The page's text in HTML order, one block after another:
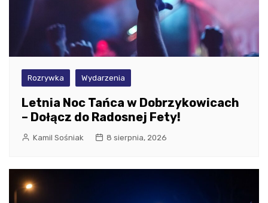
Rozrywka Wydarzenia
Letnia Noc Tańca w Dobrzykowicach
– Dołącz do Radosnej Fety!
Kamil Sośniak 8 sierpnia, 2026